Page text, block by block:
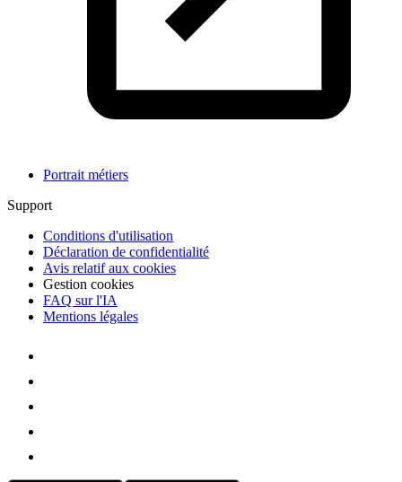
Portrait métiers
Support
Conditions d'utilisation
Déclaration de confidentialité
Avis relatif aux cookies
Gestion cookies
FAQ sur l'IA
Mentions légales